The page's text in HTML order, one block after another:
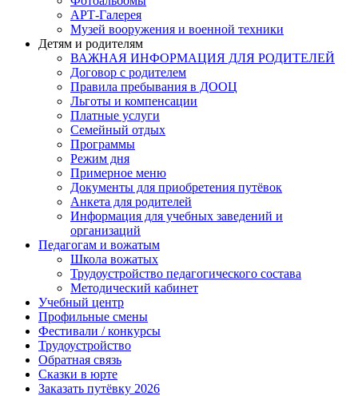
АРТ-Галерея
Музей вооружения и военной техники
Детям и родителям
ВАЖНАЯ ИНФОРМАЦИЯ ДЛЯ РОДИТЕЛЕЙ
Договор с родителем
Правила пребывания в ДООЦ
Льготы и компенсации
Платные услуги
Семейный отдых
Программы
Режим дня
Примерное меню
Документы для приобретения путёвок
Анкета для родителей
Информация для учебных заведений и
организаций
Педагогам и вожатым
Школа вожатых
Трудоустройство педагогического состава
Методический кабинет
Учебный центр
Профильные смены
Фестивали / конкурсы
Трудоустройство
Обратная связь
Сказки в юрте
Заказать путёвку 2026